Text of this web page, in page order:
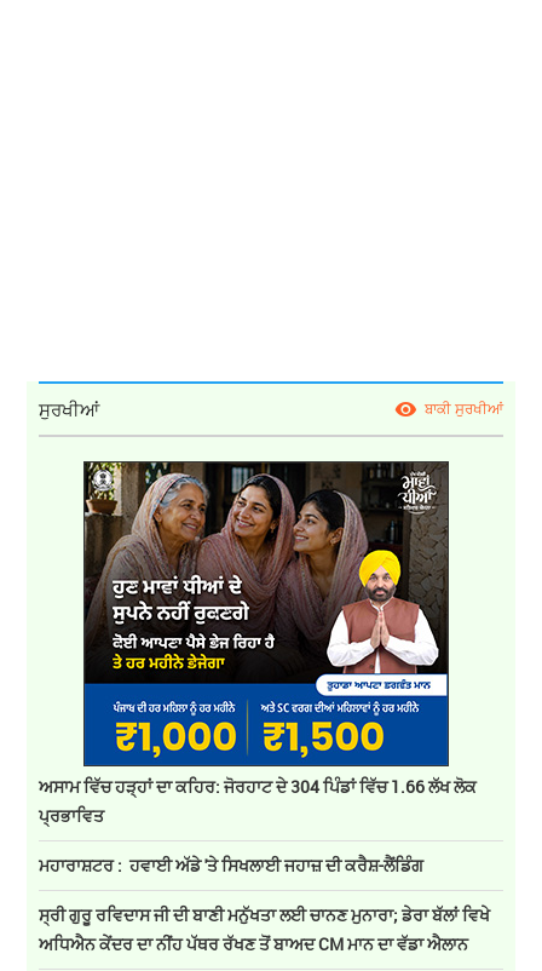
ਸੁਰਖੀਆਂ ਬਾਕੀ ਸੁਰਖੀਆਂ
ਅਸਾਮ ਵਿੱਚ ਹੜ੍ਹਾਂ ਦਾ ਕਹਿਰ: ਜੋਰਹਾਟ ਦੇ 304 ਪਿੰਡਾਂ ਵਿੱਚ 1.66 ਲੱਖ ਲੋਕ
ਪ੍ਰਭਾਵਿਤ
ਮਹਾਰਾਸ਼ਟਰ : ਹਵਾਈ ਅੱਡੇ 'ਤੇ ਸਿਖਲਾਈ ਜਹਾਜ਼ ਦੀ ਕਰੈਸ਼-ਲੈਂਡਿੰਗ
ਸ੍ਰੀ ਗੁਰੂ ਰਵਿਦਾਸ ਜੀ ਦੀ ਬਾਣੀ ਮਨੁੱਖਤਾ ਲਈ ਚਾਨਣ ਮੁਨਾਰਾ; ਡੇਰਾ ਬੱਲਾਂ ਵਿਖੇ
ਅਧਿਐਨ ਕੇਂਦਰ ਦਾ ਨੀਂਹ ਪੱਥਰ ਰੱਖਣ ਤੋਂ ਬਾਅਦ CM ਮਾਨ ਦਾ ਵੱਡਾ ਐਲਾਨ